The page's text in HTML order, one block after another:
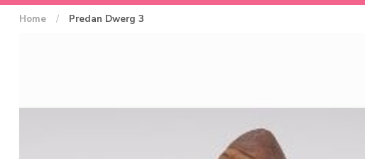
Home / Predan Dwerg 3